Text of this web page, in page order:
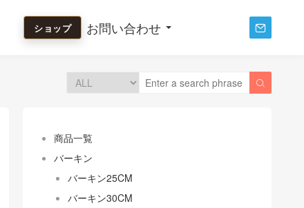
ショップ お問い合わせ 

商品一覧
バーキン
バーキン25CM
バーキン30CM